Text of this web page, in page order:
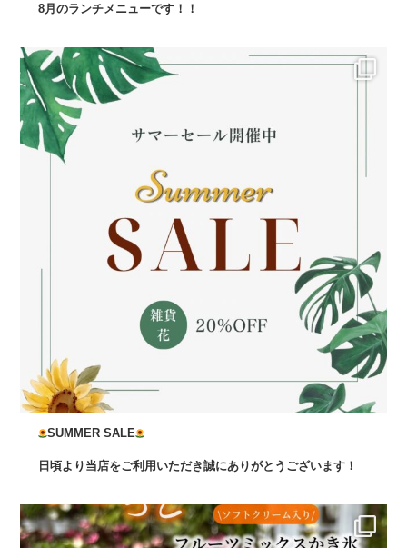
8月のランチメニューです！！
SUMMER SALE
日頃より当店をご利用いただき誠にありがとうございます！